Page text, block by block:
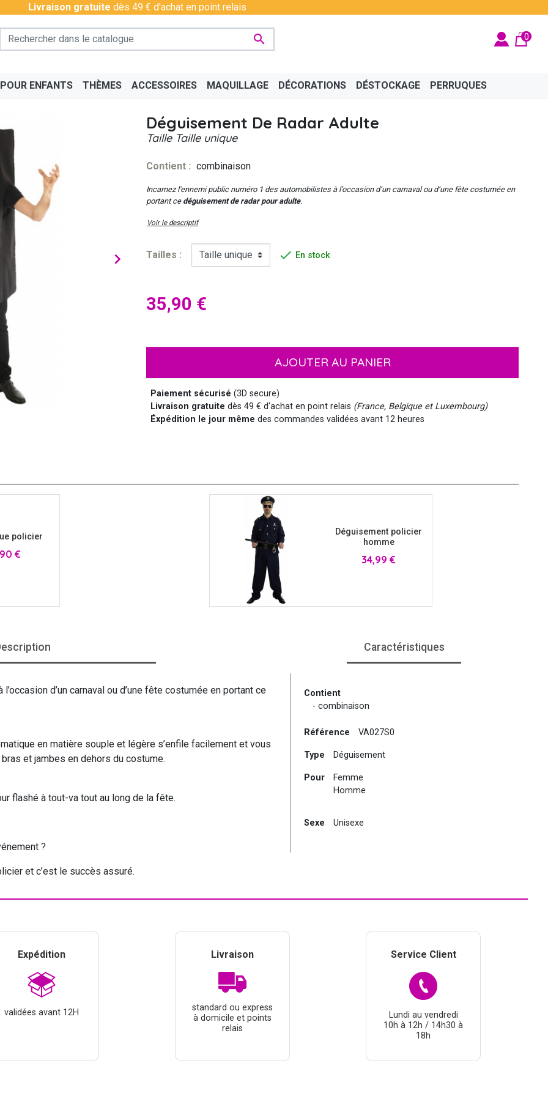
Livraison gratuite dès 49 € d'achat en point relais
 0
CHINOIS DISCO & CHARLESTON ÉGYPTIEN FÉES ET PRINCESSES
UNIFORMES
ENFANTS THÈMES
BAVAROIS CÉLÉBRITÉ CINÉMA
MARQUIS ET MARQUISE
SAINT NICOLAS SERIE TV SIRÈNE STEAMPUNK
ACCESSOIRES
BAS - COLLANTS BOAS BIJOUX CHAPEAUX
MAQUILLAGE DÉCORATIONS DÉSTOCKAGE PERRUQUES

Déguisement De Radar Adulte
Taille Taille unique
Contient : combinaison
Incarnez l'ennemi public numéro 1 des automobilistes à l’occasion d’un carnaval ou d’une fête costumée en
portant ce déguisement de radar pour adulte.
Voir le descriptif
Tailles :  En stock
35,90 €
AJOUTER AU PANIER
Paiement sécurisé (3D secure)
Livraison gratuite dès 49 € d'achat en point relais (France, Belgique et Luxembourg)
Éxpédition le jour même des commandes validées avant 12 heures
policier
€
Déguisement policier
homme
Prix
34,99 €
d’un carnaval ou d’une fête costumée en portant ce
en matière souple et légère s’enfile facilement et vous
et jambes en dehors du costume.
flashé à tout-va tout au long de la fête.
?
et c’est le succès assuré.
Caractéristiques
Contient
- combinaison
Référence VA027S0
Type Déguisement
Pour
Femme
Homme
Sexe Unisexe
Expédition
validées avant 12H
Livraison
standard ou express
à domicile et points
relais
Service Client
Lundi au vendredi
10h à 12h / 14h30 à
18h